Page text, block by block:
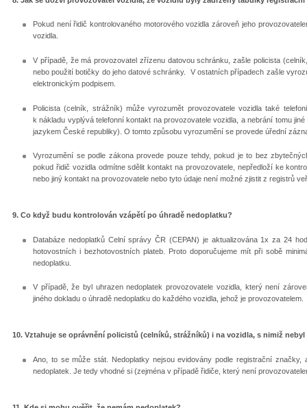
Pokud není řidič kontrolovaného motorového vozidla zároveň jeho
vozidla.
V případě, že má provozovatel zřízenu datovou schránku, zašle policista
nebo použití botičky do jeho datové schránky. V ostatních případech zašle
elektronickým podpisem.
Policista (celník, strážník) může vyrozumět provozovatele vozidla také
k nákladu vyplývá telefonní kontakt na provozovatele vozidla, a nebrání tomu
jazykem České republiky). O tomto způsobu vyrozumění se provede úřední
Vyrozumění se podle zákona provede pouze tehdy, pokud je to bez
pokud řidič vozidla odmítne sdělit kontakt na provozovatele, nepředloží ke
nebo jiný kontakt na provozovatele nebo tyto údaje není možné zjistit z registrů
9. Co když budu kontrolován vzápětí po úhradě nedoplatku?
Databáze nedoplatků Celní správy ČR (CEPAN) je aktualizována 1x za 24
hotovostních i bezhotovostních plateb. Proto doporučujeme mít při sobě
nedoplatku.
V případě, že byl uhrazen nedoplatek provozovatele vozidla, který není
jiného dokladu o úhradě nedoplatku do každého vozidla, jehož je provozovatelem.
10. Vztahuje se oprávnění policistů (celníků, strážníků) i na vozidla, s nimiž
Ano, to se může stát. Nedoplatky nejsou evidovány podle registrační
nedoplatek. Je tedy vhodné si (zejména v případě řidiče, který není